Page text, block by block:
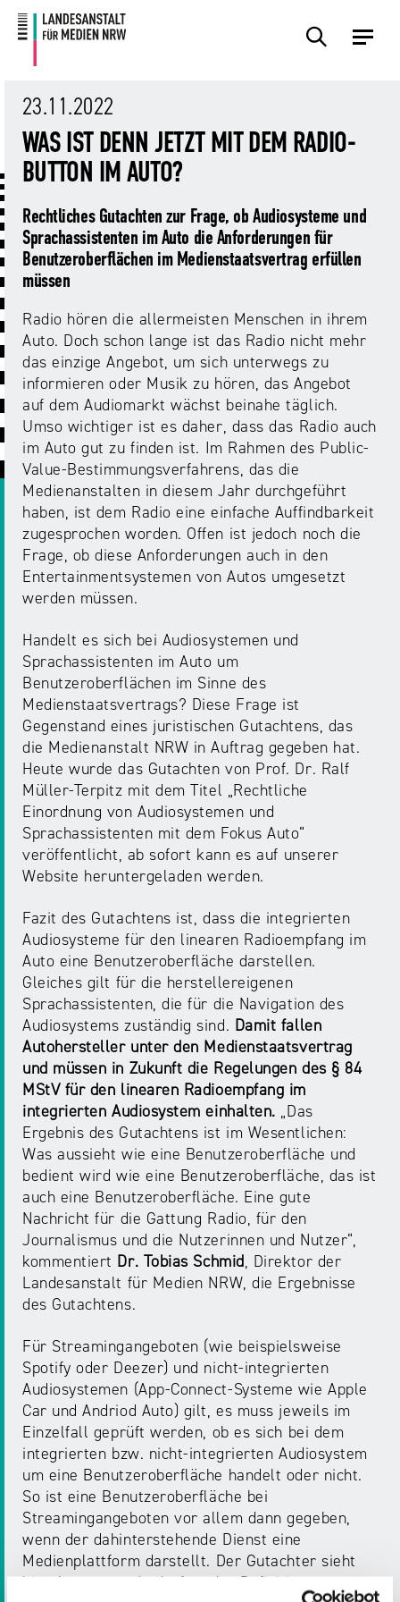
Zum
Inhalt
Zur
Navigation
Themen
Übersicht
Hass
Sexting.
Porno.
Missbrauch.
KI
in
der
Medienaufsicht
Intermediäre
Europa
in
der
Medienregulierung
Audio
Desinformation
Medienvielfalt
am
Standort
NRW
Werbung
Events
Übersicht
Audiopreis
Audio
Summit
NRW
Campusradio-
Preis
Growth
Day
Laut-
und-
Klar-
Festival
Medienkarriere
NRW
Medienscouts
Convention
Medienversammlung
Preis
für
mediale
Partizipation
Roadshow
gegen
Desinformation
Safer
Internet
Day
Elternabende
Service
Übersicht
Angebote
Angebote
Übersicht
Frage?
Wir
antworten!
Eltern
Medien
Internet-
ABC
#äsch-
Tecks
Juuuport
NRWision
FLIMMO
Info-
und
Lehrmaterial
Forschung
Förderungen
und
Ausschreibungen
Datenschutzaufsicht
Über
Übersicht
Die
Landesanstalt
für
Medien
NRW
Aufsicht
Regulierung
Regulierung
Übersicht
TV
und
Streaming
Plattformen
Übersicht
Für
Anbietende
von
Medienplattformen
und
Benutzeroberflächen
Rechtsgrundlagen
Berichte
Medienkommission
Die
Übersicht
Der
Vorsitzende
Kontakt
&
Anfahrt
Presse
Übersicht
Pressemitteilungen
Presseverteiler
Öffentliche
Bekanntmachungen
Download-
Bereich
23.11.2022
WAS IST DENN JETZT MIT DEM RADIO-
BUTTON IM AUTO?
Rechtliches Gutachten zur Frage, ob Audiosysteme und
Sprachassistenten im Auto die Anforderungen für
Benutzeroberflächen im Medienstaatsvertrag erfüllen
müssen
Radio hören die allermeisten Menschen in ihrem
Auto. Doch schon lange ist das Radio nicht mehr
das einzige Angebot, um sich unterwegs zu
informieren oder Musik zu hören, das Angebot
auf dem Audiomarkt wächst beinahe täglich.
Umso wichtiger ist es daher, dass das Radio auch
im Auto gut zu finden ist. Im Rahmen des Public-
Value-Bestimmungsverfahrens, das die
Medienanstalten in diesem Jahr durchgeführt
haben, ist dem Radio eine einfache Auffindbarkeit
zugesprochen worden. Offen ist jedoch noch die
Frage, ob diese Anforderungen auch in den
Entertainmentsystemen von Autos umgesetzt
werden müssen.
Handelt es sich bei Audiosystemen und
Sprachassistenten im Auto um
Benutzeroberflächen im Sinne des
Medienstaatsvertrags? Diese Frage ist
Gegenstand eines juristischen Gutachtens, das
die Medienanstalt NRW in Auftrag gegeben hat.
Heute wurde das Gutachten von Prof. Dr. Ralf
Müller-Terpitz mit dem Titel „Rechtliche
Einordnung von Audiosystemen und
Sprachassistenten mit dem Fokus Auto“
veröffentlicht, ab sofort kann es auf unserer
Website heruntergeladen werden.
Fazit des Gutachtens ist, dass die integrierten
Audiosysteme für den linearen Radioempfang im
Auto eine Benutzeroberfläche darstellen.
Gleiches gilt für die herstellereigenen
Sprachassistenten, die für die Navigation des
Audiosystems zuständig sind. Damit fallen
Autohersteller unter den Medienstaatsvertrag
und müssen in Zukunft die Regelungen des § 84
MStV für den linearen Radioempfang im
integrierten Audiosystem einhalten. „Das
Ergebnis des Gutachtens ist im Wesentlichen:
Was aussieht wie eine Benutzeroberfläche und
bedient wird wie eine Benutzeroberfläche, das ist
auch eine Benutzeroberfläche. Eine gute
Nachricht für die Gattung Radio, für den
Journalismus und die Nutzerinnen und Nutzer“,
kommentiert Dr. Tobias Schmid, Direktor der
Landesanstalt für Medien NRW, die Ergebnisse
des Gutachtens.
Für Streamingangeboten (wie beispielsweise
Spotify oder Deezer) und nicht-integrierten
Audiosystemen (App-Connect-Systeme wie Apple
Car und Andriod Auto) gilt, es muss jeweils im
Einzelfall geprüft werden, ob es sich bei dem
integrierten bzw. nicht-integrierten Audiosystem
um eine Benutzeroberfläche handelt oder nicht.
So ist eine Benutzeroberfläche bei
Streamingangeboten vor allem dann gegeben,
wenn der dahinterstehende Dienst eine
Medienplattform darstellt. Der Gutachter sieht
hier Anpassungsbedarf an der Definition.